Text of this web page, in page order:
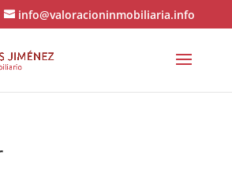
info@valoracioninmobiliaria.info